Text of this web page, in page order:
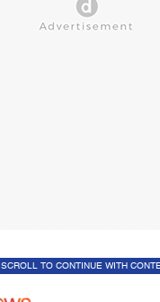
SCROLL TO CONTINUE WITH